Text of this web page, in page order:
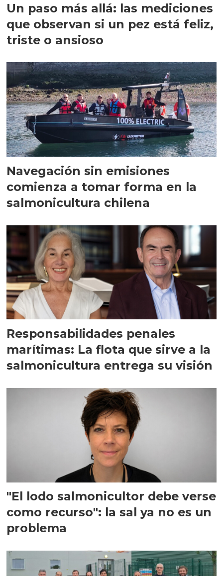
Un paso más allá: las mediciones
que observan si un pez está feliz,
triste o ansioso
Navegación sin emisiones
comienza a tomar forma en la
salmonicultura chilena
Responsabilidades penales
marítimas: La flota que sirve a la
salmonicultura entrega su visión
"El lodo salmonicultor debe verse
como recurso": la sal ya no es un
problema